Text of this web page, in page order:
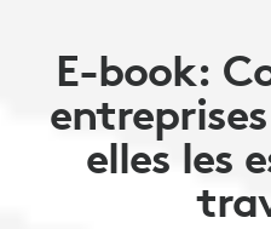
E-book:
elles les